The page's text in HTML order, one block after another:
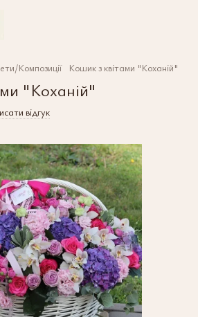
Композиції Кошик з квітами "Коханій"
"Коханій"
відгук